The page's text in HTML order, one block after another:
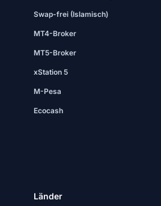
Swap-frei (Islamisch)
MT4-Broker
MT5-Broker
xStation 5
M-Pesa
Ecocash
Länder